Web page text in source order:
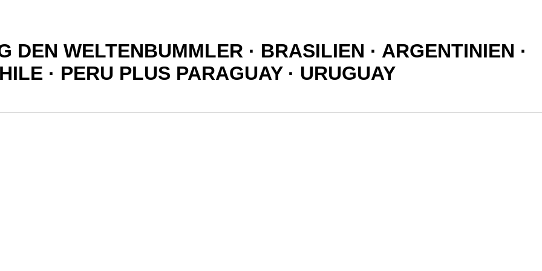
DEN WELTENBUMMLER · BRASILIEN · ARGENTINIEN ·
· PERU PLUS PARAGUAY · URUGUAY